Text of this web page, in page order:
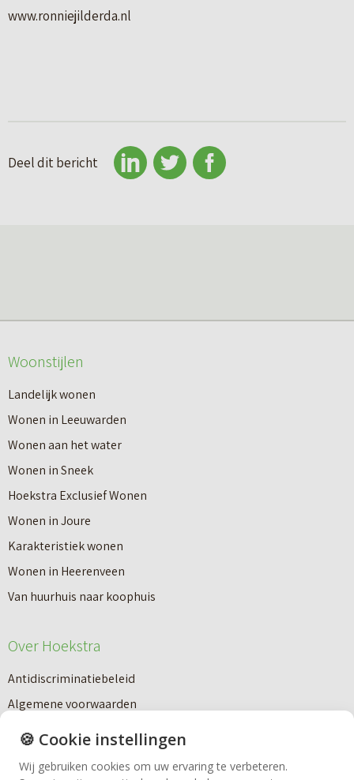
Makelaardij
Huren
Bedrijfsmakelaardij
www.ronniejilderda.nl
Deel dit bericht
Woonstijlen
Landelijk wonen
Wonen in Leeuwarden
Wonen aan het water
Wonen in Sneek
Hoekstra Exclusief Wonen
Wonen in Joure
Karakteristiek wonen
Wonen in Heerenveen
Van huurhuis naar koophuis
Over Hoekstra
Antidiscriminatiebeleid
Algemene voorwaarden
Cookiebeleid
🍪 Cookie instellingen
Wij gebruiken cookies om uw ervaring te verbeteren.